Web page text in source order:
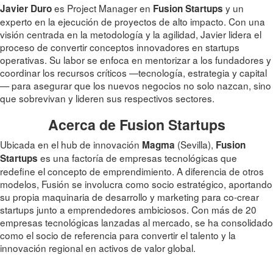
Javier Duroes Project Manager en Fusion Startups y un
experto en la ejecución de proyectos de alto impacto. Con una
visión centrada en la metodología y la agilidad, Javier lidera el
proceso de convertir conceptos innovadores en startups
operativas. Su labor se enfoca en mentorizar a los fundadores y
coordinar los recursos críticos —tecnología, estrategia y capital
— para asegurar que los nuevos negocios no solo nazcan, sino
que sobrevivan y lideren sus respectivos sectores.
Acerca de Fusion Startups
Ubicada en el hub de innovación Magma (Sevilla), Fusion
Startups es una factoría de empresas tecnológicas que
redefine el concepto de emprendimiento. A diferencia de otros
modelos, Fusión se involucra como socio estratégico, aportando
su propia maquinaria de desarrollo y marketing para co-crear
startups junto a emprendedores ambiciosos. Con más de 20
empresas tecnológicas lanzadas al mercado, se ha consolidado
como el socio de referencia para convertir el talento y la
innovación regional en activos de valor global.